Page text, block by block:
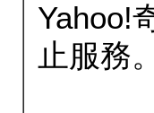
Yahoo!
止服務。